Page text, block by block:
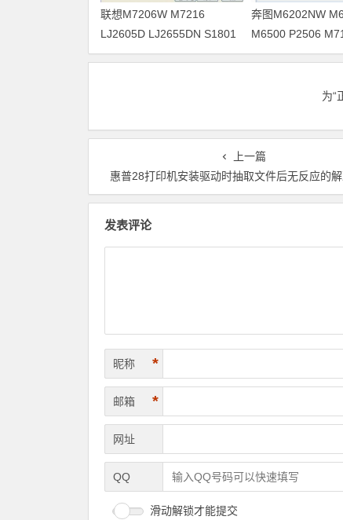
联想M7206W M7216
LJ2605D LJ2655DN S1801
M7405D打印机驱动安装
奔图M6202NW
M6500 P2506
M6700D打印机驱
为“
上一篇
惠普28打印机安装驱动时抽取文件后无反应的
发表评论
昵称 *
邮箱 *
网址
QQ
滑动解锁才能提交